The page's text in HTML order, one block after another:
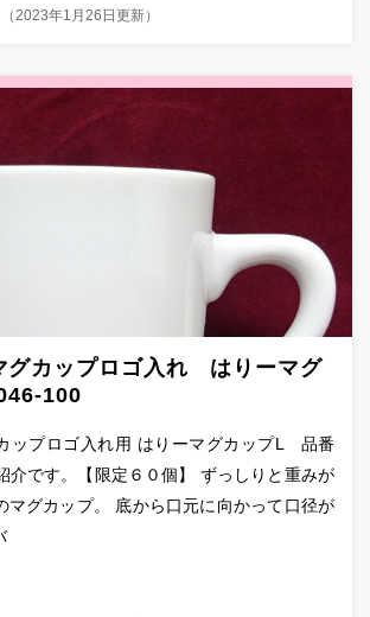
（ 2023年1月26日更新）
グカップロゴ入れ はりーマグ
100
ップロゴ入れ用 はりーマグカップL 品番
介です。【限定６０個】 ずっしりと重みが
マグカップ。 底から口元に向かって口径が